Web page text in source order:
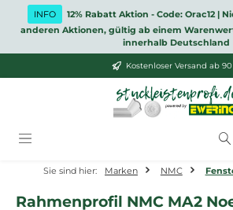
Zum Hauptinhalt springen
INFO
12% Rabatt Aktion - Code: Orac12 |
anderen Aktionen, gültig ab einem
innerhalb Deutschland
Kostenloser Versand ab
Sie sind hier: Marken NMC
Rahmenprofil NMC MA2